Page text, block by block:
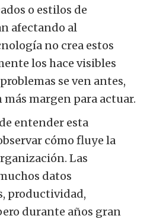
o estilos de
afectando al
no crea estos
los hace visibles
se ven antes,
margen para actuar.
entender esta
cómo fluye la
Las
datos
productividad,
durante años gran